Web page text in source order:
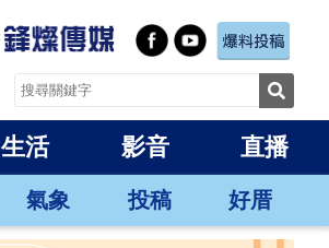
生活 影音 直播
氣象 投稿 好厝